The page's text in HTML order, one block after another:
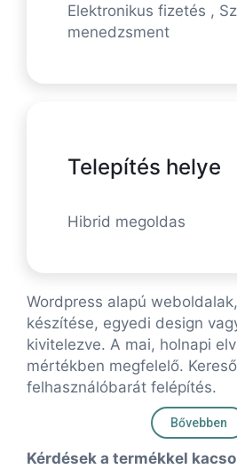
Elektronikus fizetés ,
menedzsment
Telepítés helye
Hibrid megoldas
Wordpress alapú
készítése, egyedi design
kivitelezve. A mai, holnapi
mértékben megfelelő.
felhasználóbarát felépítés.
Bővebben
Kérdések a termékkel